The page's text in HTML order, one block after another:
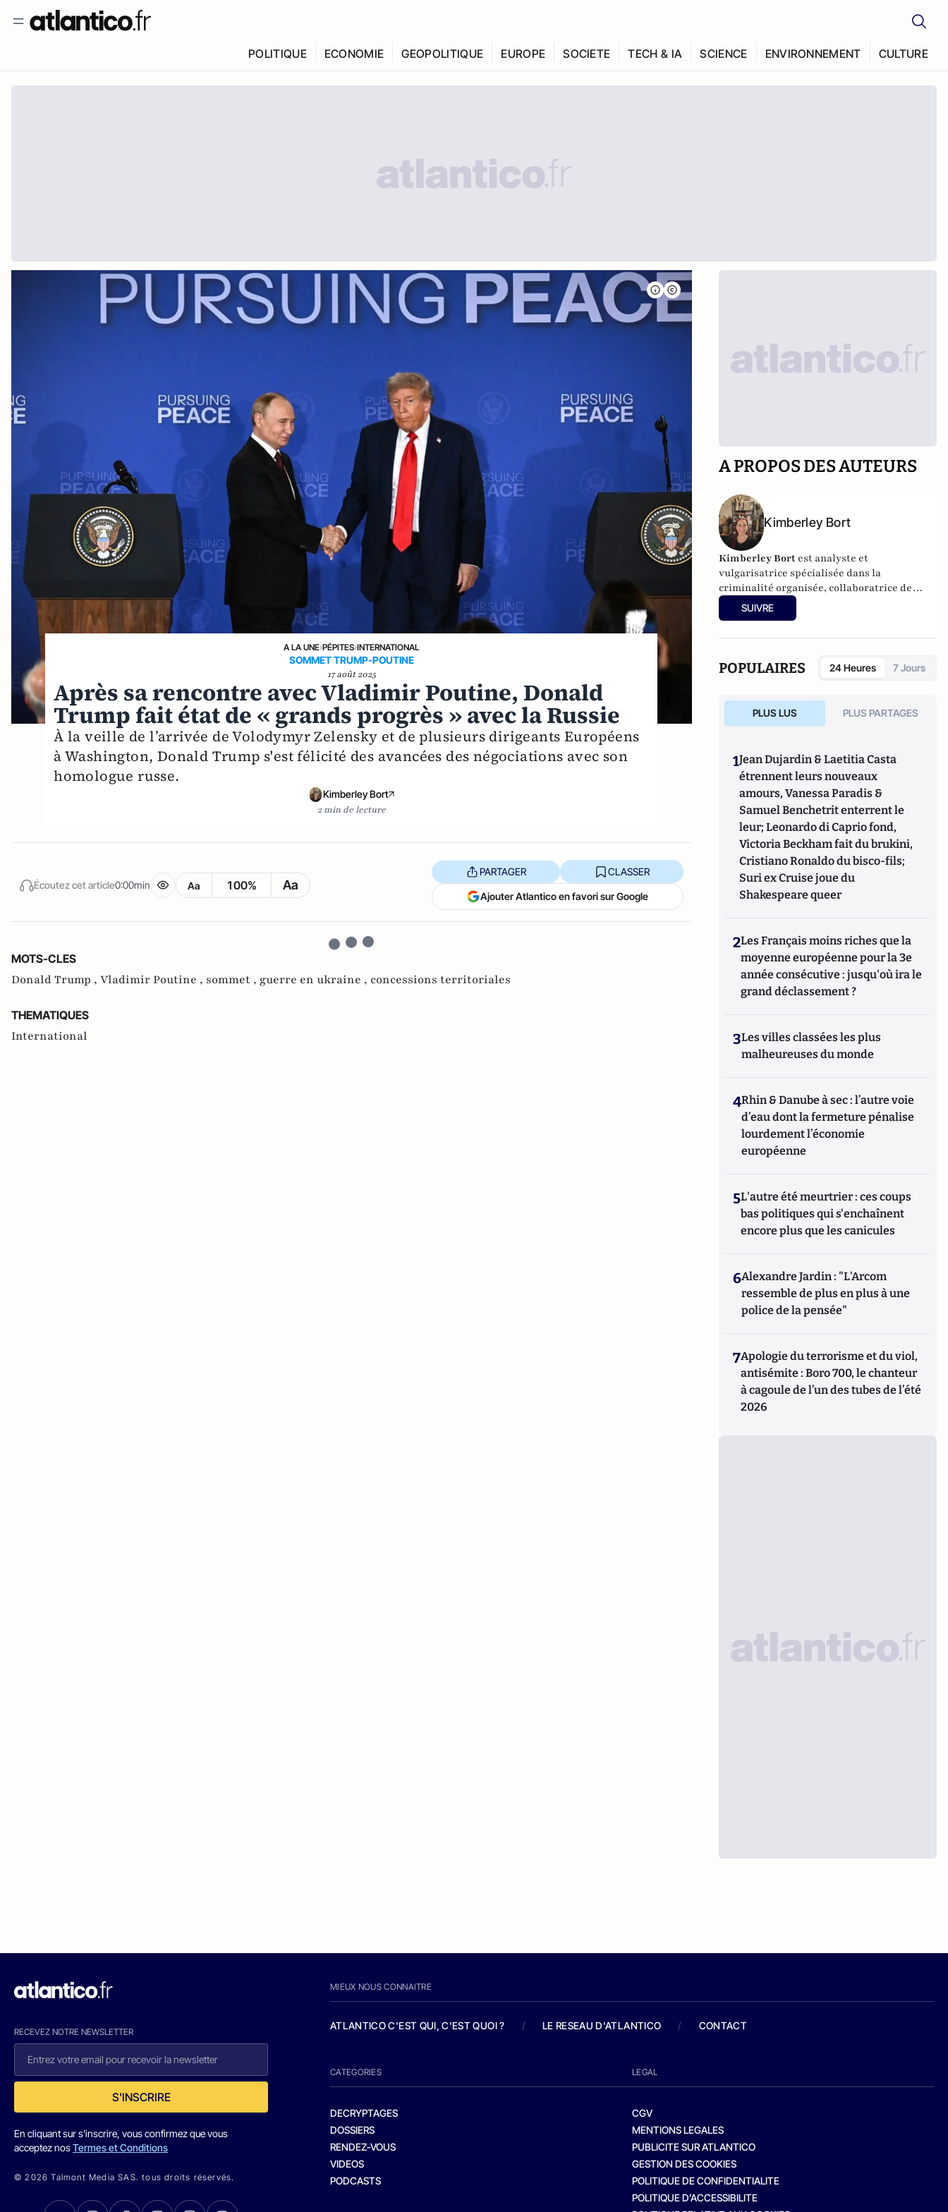
POLITIQUE ECONOMIE GEOPOLITIQUE EUROPE SOCIETE TECH & IA SCIENCE ENVIRONNEMENT CULTURE
A LA UNE›PÉPITES›INTERNATIONAL
SOMMET TRUMP-POUTINE
17 août 2025
Après sa rencontre avec Vladimir Poutine, Donald
Trump fait état de « grands progrès » avec la Russie
À la veille de l’arrivée de Volodymyr Zelensky et de plusieurs dirigeants Européens
à Washington, Donald Trump s'est félicité des avancées des négociations avec son
homologue russe.
Kimberley Bort
2 min de lecture
Écoutez cet article0:00min Aa 100% Aa
PARTAGER CLASSER
Ajouter Atlantico en favori sur Google
MOTS-CLES
Donald Trump , Vladimir Poutine , sommet , guerre en ukraine , concessions territoriales
THEMATIQUES
International
A PROPOS DES AUTEURS
Kimberley Bort
Kimberley Bort est analyste et
vulgarisatrice spécialisée dans la
criminalité organisée, collaboratrice de
CrimOrg.com et à la tête de
Stories, un projet de contenus sur les
SUIVRE
POPULAIRES 24 Heures 7 Jours
PLUS LUS PLUS PARTAGES
1Jean Dujardin & Laetitia Casta
étrennent leurs nouveaux
amours, Vanessa Paradis &
Samuel Benchetrit enterrent le
leur; Leonardo di Caprio fond,
Victoria Beckham fait du brukini,
Cristiano Ronaldo du bisco-fils;
Suri ex Cruise joue du
Shakespeare queer
2Les Français moins riches que la
moyenne européenne pour la 3e
année consécutive : jusqu'où ira le
grand déclassement ?
3Les villes classées les plus
malheureuses du monde
4Rhin & Danube à sec : l’autre voie
d’eau dont la fermeture pénalise
lourdement l’économie
européenne
5L'autre été meurtrier : ces coups
bas politiques qui s'enchaînent
encore plus que les canicules
6Alexandre Jardin : "L'Arcom
ressemble de plus en plus à une
police de la pensée"
7Apologie du terrorisme et du viol,
antisémite : Boro 700, le chanteur
à cagoule de l’un des tubes de l’été
2026
RECEVEZ NOTRE NEWSLETTER
S'INSCRIRE
En cliquant sur s'inscrire, vous confirmez que vous
acceptez nosTermes et Conditions
© 2026 Talmont Media SAS. tous droits réservés.
MIEUX NOUS CONNAITRE
ATLANTICO C'EST QUI, C'EST QUOI ? / LE RESEAU D'ATLANTICO / CONTACT
CATEGORIES
DECRYPTAGES
DOSSIERS
RENDEZ-VOUS
VIDEOS
PODCASTS
LEGAL
CGV
MENTIONS LEGALES
PUBLICITE SUR ATLANTICO
GESTION DES COOKIES
POLITIQUE DE CONFIDENTIALITE
POLITIQUE D’ACCESSIBILITE